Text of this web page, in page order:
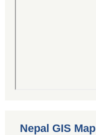
Nepal GIS Map